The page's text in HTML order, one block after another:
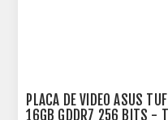
PLACA DE VIDEO ASUS
16GB GDDR7 256 BITS -